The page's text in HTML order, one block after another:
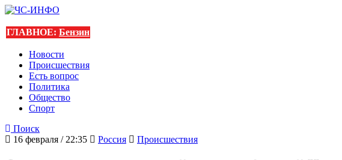
ГЛАВНОЕ: Бензин
Новости
Происшествия
Есть вопрос
Политика
Общество
Спорт
Поиск
16 февраля / 22:35
Россия Происшествия